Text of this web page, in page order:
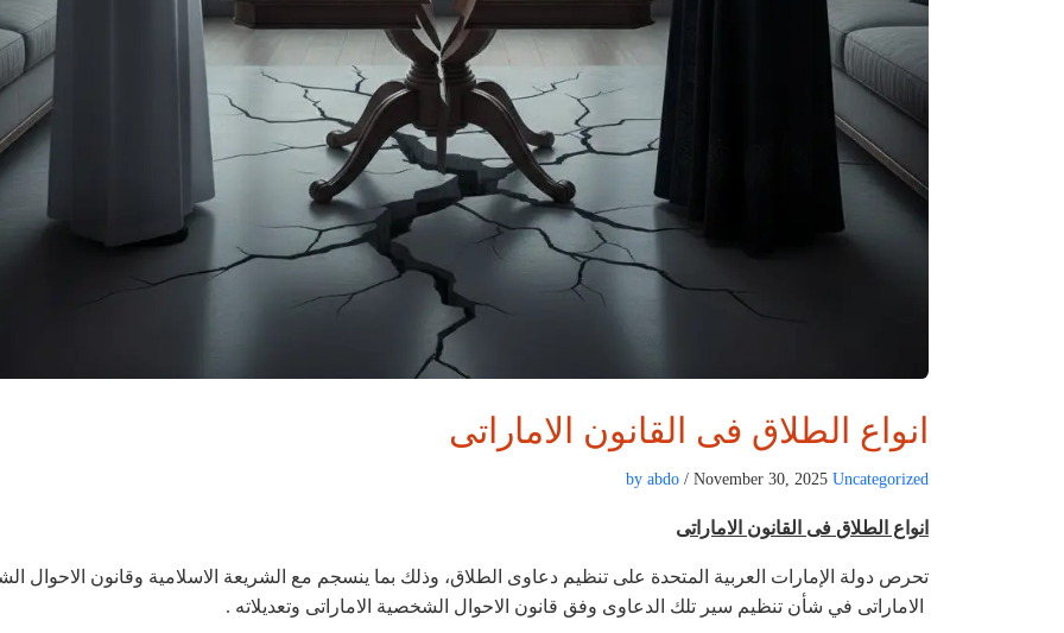
انواع الطلاق فى القانون الاماراتى
by abdo / November 30, 2025 Uncategorized
انواع الطلاق فى القانون الاماراتى
تحرص دولة الإمارات العربية المتحدة على تنظيم دعاوى الطلاق، وذلك بما ينسجم مع الشريعة الاسلامية وقانون الاحوال
الاماراتى في شأن تنظيم سير تلك الدعاوى وفق قانون الاحوال الشخصية الاماراتى وتعديلاته .